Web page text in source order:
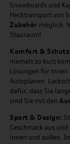
Snowboards und
Hecktransport von
Zubehör möglich.
Stauraum!
Komfort &
niemals zu kurz
Lösungen für innen
Autoplanen.
dafür, dass Sie
sind Sie mit den
Sport & Design:
Geschmack aus
innen und außen.